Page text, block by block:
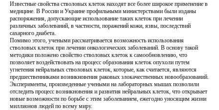
Известные свойства стволовых клеток находят все более широкое применение в
медицине. В России и Украине профильными министерствами были изданы
распоряжения, допускающие использование таких клеток при лечении
различных заболеваний, в частности, поражений кожи, язвы, последствий
сахарного диабета.
Помимо этого, учеными рассматривается возможность использования
стволовых клеток при лечении онкологических заболеваний. В основу такой
методики положено свойство стволовых клеток к самообновлению, что
позволяет воздействовать на процесс образования клеток опухоли путем
угнетения нейральных стволовых клеток, которые, как считается, являются
предшественниками возникновения раковых злокачественных новообразований.
Эксперименты, произведенные учеными на лабораторных мышах позволили
отследить процесс возникновения и развития нейральных клеток, что открывает
новые возможности по борьбе с этим заболеванием, ежегодно уносящим жизни
миллионов людей по всему миру.